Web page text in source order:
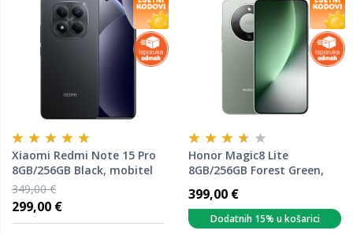
Xiaomi Redmi Note 15 Pro
8GB/256GB Black, mobitel
349,00 €
299,00 €
Honor Magic8 Lite
8GB/256GB Forest Green,
399,00 €
Dodatnih 15% u košarici